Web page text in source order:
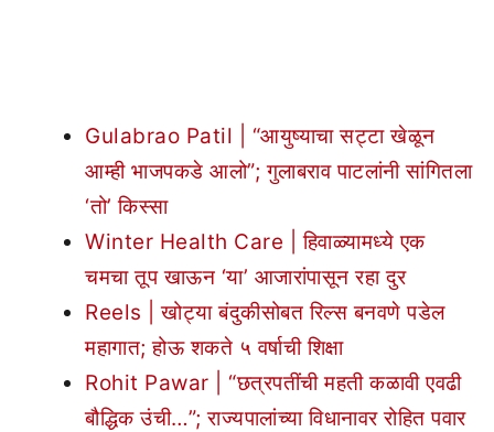
Gulabrao Patil | “आयुष्याचा सट्टा खेळून
आम्ही भाजपकडे आलो”; गुलाबराव पाटलांनी सांगितला
‘तो’ किस्सा
Winter Health Care | हिवाळ्यामध्ये एक
चमचा तूप खाऊन ‘या’ आजारांपासून रहा दुर
Reels | खोट्या बंदुकीसोबत रिल्स बनवणे पडेल
महागात; होऊ शकते ५ वर्षाची शिक्षा
Rohit Pawar | “छत्रपतींची महती कळावी एवढी
बौद्धिक उंची…”; राज्यपालांच्या विधानावर रोहित पवार